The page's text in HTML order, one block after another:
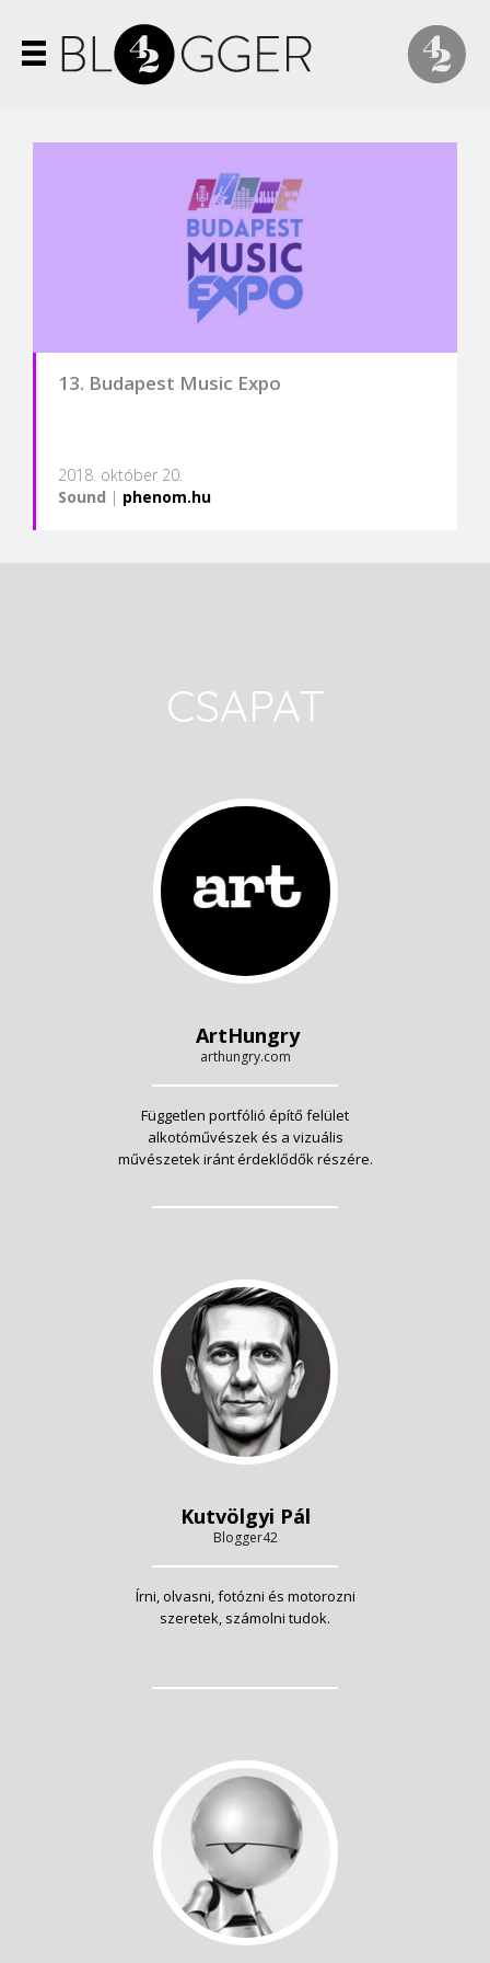
13. Budapest Music Expo
2018. október 20.
Sound | phenom.hu
CSAPAT
ArtHungry
arthungry.com
Független portfólió építő felület
alkotóművészek és a vizuális
művészetek iránt érdeklődők részére.
Kutvölgyi Pál
Blogger42
Írni, olvasni, fotózni és motorozni
szeretek, számolni tudok.